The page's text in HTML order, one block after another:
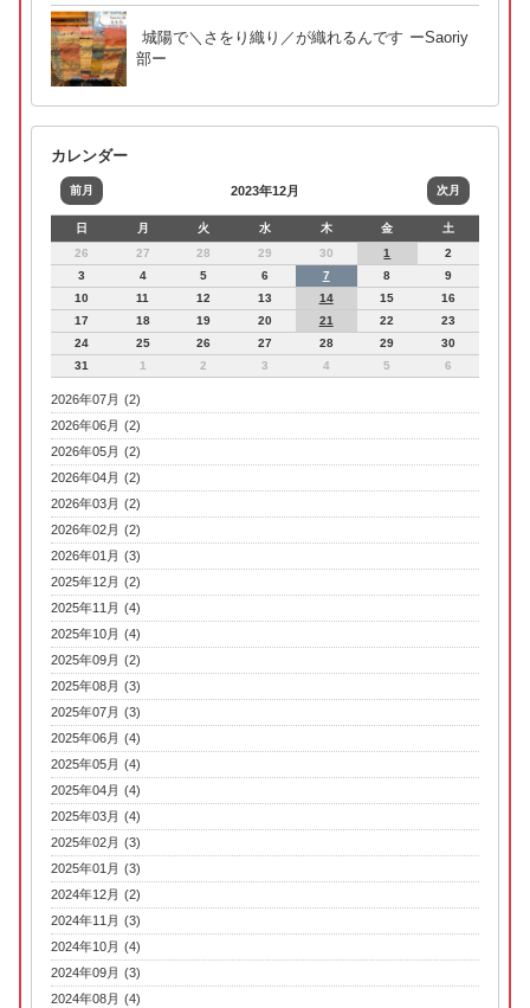
城陽で＼さをり織り／が織れるんです ーSaoriy
部ー
カレンダー
前月 2023年12月 次月
日 月 火 水 木 金
土
26
27 28 29 30 1
2
3
4 5 6 7 8
9
10
11 12 13 14 15
16
17
18 19 20 21 22
23
24
25 26 27 28 29
30
31
1 2 3 4 5 6
2026年07月 (2)
2026年06月 (2)
2026年05月 (2)
2026年04月 (2)
2026年03月 (2)
2026年02月 (2)
2026年01月 (3)
2025年12月 (2)
2025年11月 (4)
2025年10月 (4)
2025年09月 (2)
2025年08月 (3)
2025年07月 (3)
2025年06月 (4)
2025年05月 (4)
2025年04月 (4)
2025年03月 (4)
2025年02月 (3)
2025年01月 (3)
2024年12月 (2)
2024年11月 (3)
2024年10月 (4)
2024年09月 (3)
2024年08月 (4)